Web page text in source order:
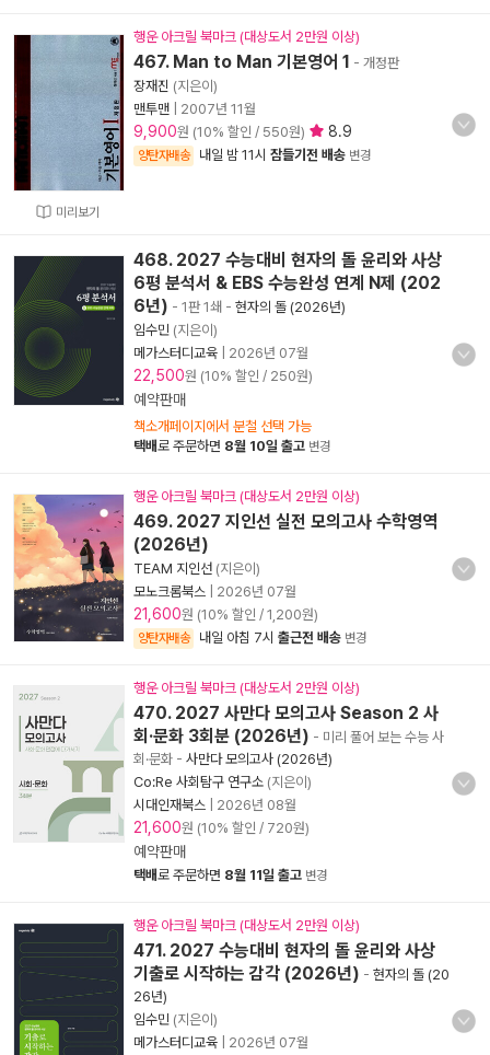
미리보기
행운 아크릴 북마크 (대상도서 2만원 이상)
467. Man to Man 기본영어 1 - 개정판
장재진 (지은이)
맨투맨
2007년 11월
9,900원 (10% 할인 / 550원) 8.9
양탄자배송 내일 밤 11시 잠들기전 배송 변경
468. 2027 수능대비 현자의 돌 윤리와 사상
6평 분석서 & EBS 수능완성 연계 N제 (202
6년) - 1판 1쇄 - 현자의 돌 (2026년)
임수민 (지은이)
메가스터디교육
2026년 07월
22,500원 (10% 할인 / 250원)
예약판매
책소개페이지에서 분철 선택 가능
택배로 주문하면 8월 10일 출고 변경
행운 아크릴 북마크 (대상도서 2만원 이상)
469. 2027 지인선 실전 모의고사 수학영역
(2026년)
TEAM 지인선 (지은이)
모노크롬북스
2026년 07월
21,600원 (10% 할인 / 1,200원)
양탄자배송 내일 아침 7시 출근전 배송 변경
행운 아크릴 북마크 (대상도서 2만원 이상)
470. 2027 사만다 모의고사 Season 2 사
회·문화 3회분 (2026년) - 미리 풀어 보는 수능 사
회·문화 - 사만다 모의고사 (2026년)
Co:Re 사회탐구 연구소 (지은이)
시대인재북스
2026년 08월
21,600원 (10% 할인 / 720원)
예약판매
택배로 주문하면 8월 11일 출고 변경
행운 아크릴 북마크 (대상도서 2만원 이상)
471. 2027 수능대비 현자의 돌 윤리와 사상
기출로 시작하는 감각 (2026년) - 현자의 돌 (20
26년)
임수민 (지은이)
메가스터디교육
2026년 07월